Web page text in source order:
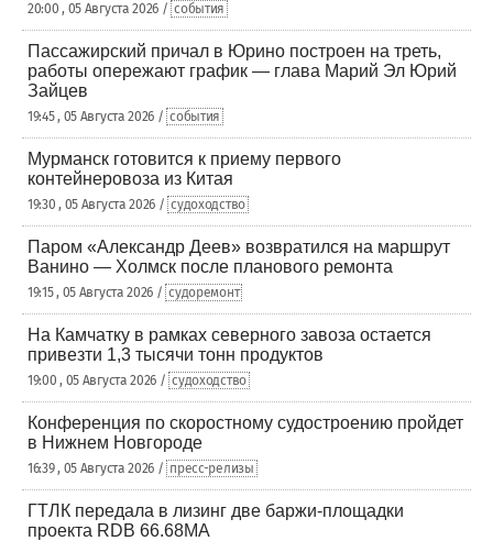
20:00 , 05 Августа 2026 / события
Пассажирский причал в Юрино построен на треть,
работы опережают график — глава Марий Эл Юрий
Зайцев
19:45 , 05 Августа 2026 / события
Мурманск готовится к приему первого
контейнеровоза из Китая
19:30 , 05 Августа 2026 / судоходство
Паром «Александр Деев» возвратился на маршрут
Ванино — Холмск после планового ремонта
19:15 , 05 Августа 2026 / судоремонт
На Камчатку в рамках северного завоза остается
привезти 1,3 тысячи тонн продуктов
19:00 , 05 Августа 2026 / судоходство
Конференция по скоростному судостроению пройдет
в Нижнем Новгороде
16:39 , 05 Августа 2026 / пресс-релизы
ГТЛК передала в лизинг две баржи-площадки
проекта RDB 66.68МА